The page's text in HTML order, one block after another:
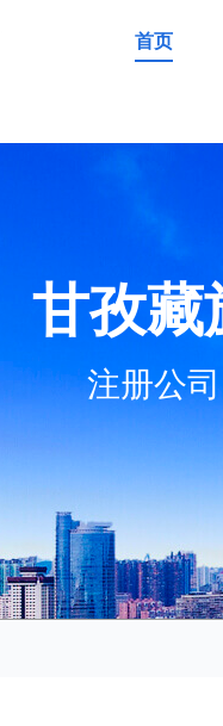
首页
甘孜藏
注册公